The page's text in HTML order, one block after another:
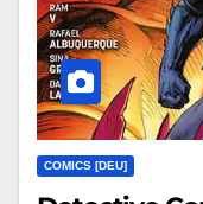
COMICS [DEU]